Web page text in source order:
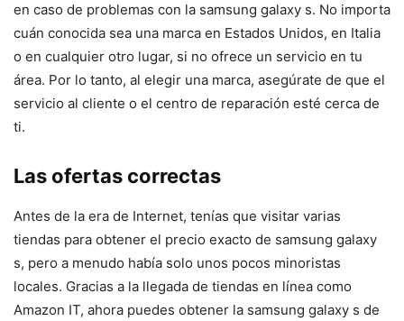
en caso de problemas con la samsung galaxy s. No importa
cuán conocida sea una marca en Estados Unidos, en Italia
o en cualquier otro lugar, si no ofrece un servicio en tu
área. Por lo tanto, al elegir una marca, asegúrate de que el
servicio al cliente o el centro de reparación esté cerca de
ti.
Las ofertas correctas
Antes de la era de Internet, tenías que visitar varias
tiendas para obtener el precio exacto de samsung galaxy
s, pero a menudo había solo unos pocos minoristas
locales. Gracias a la llegada de tiendas en línea como
Amazon IT, ahora puedes obtener la samsung galaxy s de